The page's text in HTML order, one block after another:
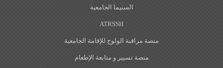
السنيما الجامعية
ATRSSH
منصة مراقبة الولوج للإقامة الجامعية
منصة تسيير و متابعة الإطعام